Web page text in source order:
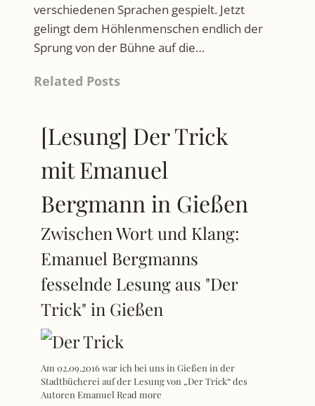
verschiedenen Sprachen gespielt. Jetzt
gelingt dem Höhlenmenschen endlich der
Sprung von der Bühne auf die…
Related Posts
[Lesung] Der Trick
mit Emanuel
Bergmann in Gießen
Zwischen Wort und Klang:
Emanuel Bergmanns
fesselnde Lesung aus "Der
Trick" in Gießen
Am 02.09.2016 war ich bei uns in Gießen in der
Stadtbücherei auf der Lesung von „Der Trick“ des
Autoren Emanuel Read more